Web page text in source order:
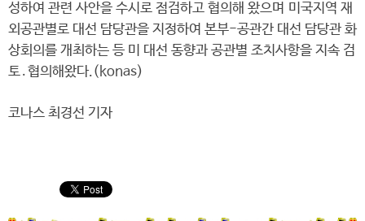
성하여 관련 사안을 수시로 점검하고 협의해 왔으며 미국지역 재
외공관별로 대선 담당관을 지정하여 본부-공관간 대선 담당관 화
상회의를 개최하는 등 미 대선 동향과 공관별 조치사항을 지속 검
토․협의해왔다.(konas)
코나스 최경선 기자